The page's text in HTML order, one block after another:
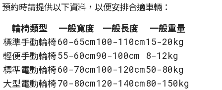
預約時請提供以下資料，以便安排合適車輛：
輪椅類型 一般寬度 一般長度
一般重量
標準手動輪椅60-65cm100-110cm15-20kg
輕便手動輪椅55-60cm90-100cm
8-12kg
標準電動輪椅60-70cm100-120cm50-80kg
大型電動輪椅70-80cm120-140cm80-150kg